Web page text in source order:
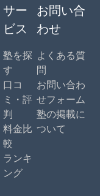
サー
ビス
塾を探
す
口コ
ミ・評
判
料金比
較
ランキ
ング
お問い合
わせ
よくある質
問
お問い合わ
せフォーム
塾の掲載に
ついて